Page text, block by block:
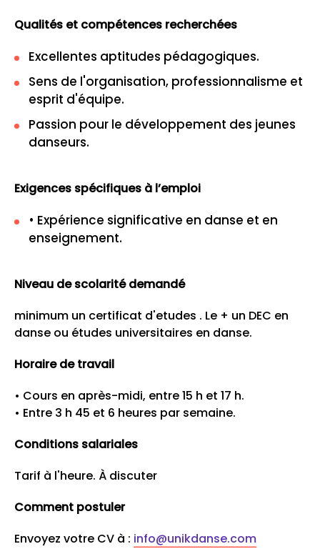
Qualités et compétences recherchées
Excellentes aptitudes pédagogiques.
Sens de l'organisation, professionnalisme et
esprit d'équipe.
Passion pour le développement des jeunes
danseurs.
Exigences spécifiques à l’emploi
• Expérience significative en danse et en
enseignement.
Niveau de scolarité demandé
minimum un certificat d'etudes . Le + un DEC en
danse ou études universitaires en danse.
Horaire de travail
• Cours en après-midi, entre 15 h et 17 h.
• Entre 3 h 45 et 6 heures par semaine.
Conditions salariales
Tarif à l'heure. À discuter
Comment postuler
Envoyez votre CV à : info@unikdanse.com